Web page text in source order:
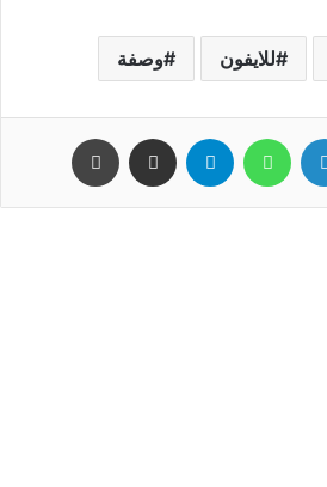
للايفون وصفة
لينكدإن واتساب تيلقرام مشاركة عبر البريد